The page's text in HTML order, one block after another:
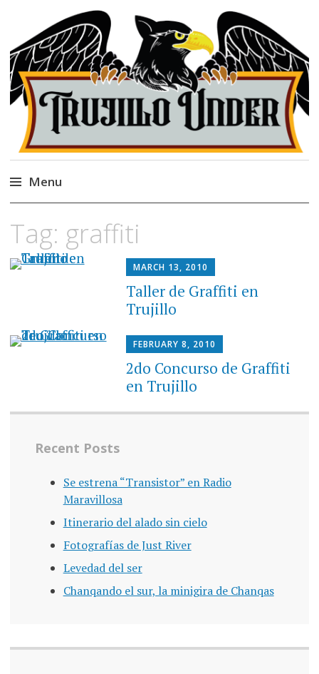
Trujillo Under
Página cultural de la ciudad de Trujillo,
Perú.
Menu
content
Tag: graffiti
MARCH 13, 2010
Taller de Graffiti en
Trujillo
FEBRUARY 8, 2010
2do Concurso de Graffiti
en Trujillo
Recent Posts
Se estrena “Transistor” en Radio
Maravillosa
Itinerario del alado sin cielo
Fotografías de Just River
Levedad del ser
Chanqando el sur, la minigira de Chanqas